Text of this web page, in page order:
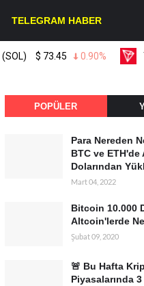
TELEGRAM HABER
$73.45 0.90%
POPÜLER
Para Nereden
BTC ve ETH'de
Dolarından
Mart 04, 2022
Bitcoin 10.000
Altcoin'lerde
Şubat 09, 2020
🚨 Bu Hafta
Piyasalarında